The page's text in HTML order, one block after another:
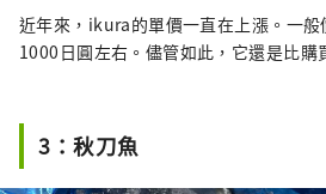
近年來，ikura的單價一直在上漲。一
1000日圓左右。儘管如此，它還是比購
3：秋刀魚